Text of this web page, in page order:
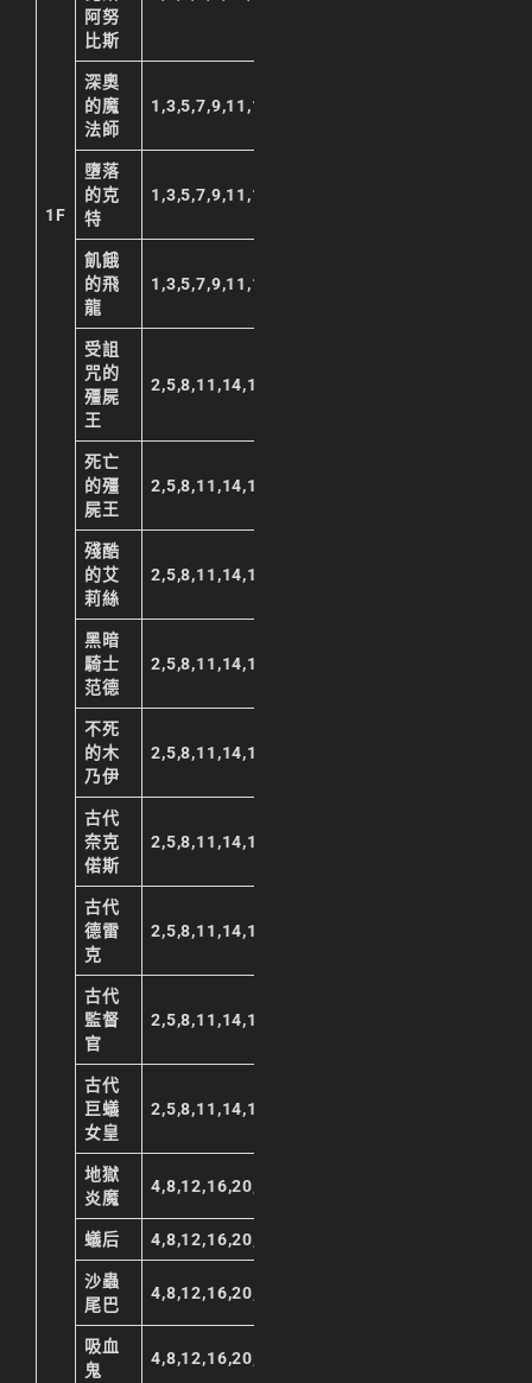
1F
阿努
比斯
深奧
的魔
法師
1,3,5,7,9,11,13,15,17,19,21,23
墮落
的克
特
1,3,5,7,9,11,13,15,17,19,21,23
飢餓
的飛
龍
1,3,5,7,9,11,13,15,17,19,21,23
受詛
咒的
殭屍
王
2,5,8,11,14,17,20,23
死亡
的殭
屍王
2,5,8,11,14,17,20,23
殘酷
的艾
莉絲
2,5,8,11,14,17,20,23
黑暗
騎士
范德
2,5,8,11,14,17,20,23
不死
的木
乃伊
2,5,8,11,14,17,20,23
古代
奈克
偌斯
2,5,8,11,14,17,20,23
古代
德雷
克
2,5,8,11,14,17,20,23
古代
監督
官
2,5,8,11,14,17,20,23
古代
巨蟻
女皇
2,5,8,11,14,17,20,23
地獄
炎魔
4,8,12,16,20,23
蟻后 4,8,12,16,20,23
沙蟲
尾巴
4,8,12,16,20,23
吸血
鬼
4,8,12,16,20,23